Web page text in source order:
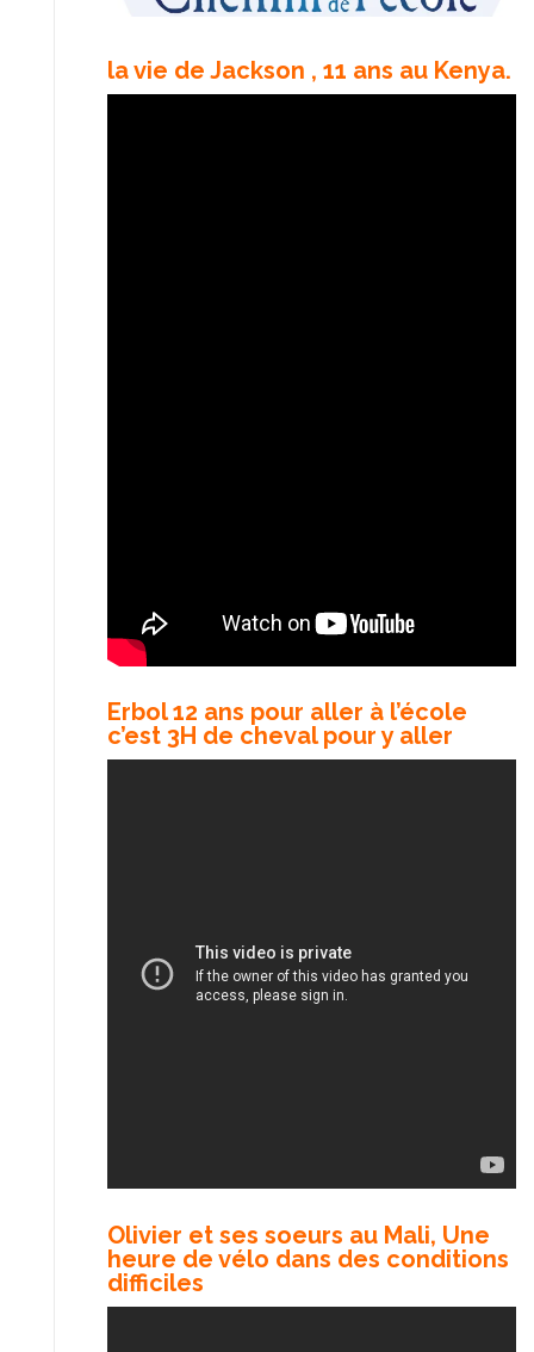
la vie de Jackson , 11 ans au Kenya.
Erbol 12 ans pour aller à l’école
c’est 3H de cheval pour y aller
Olivier et ses soeurs au Mali, Une
heure de vélo dans des conditions
difficiles